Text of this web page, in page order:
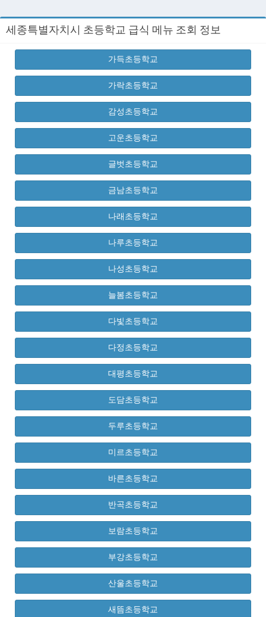
세종특별자치시 초등학교 급식 메뉴 조회 정보
가득초등학교
가락초등학교
감성초등학교
고운초등학교
글벗초등학교
금남초등학교
나래초등학교
나루초등학교
나성초등학교
늘봄초등학교
다빛초등학교
다정초등학교
대평초등학교
도담초등학교
두루초등학교
미르초등학교
바른초등학교
반곡초등학교
보람초등학교
부강초등학교
산울초등학교
새뜸초등학교